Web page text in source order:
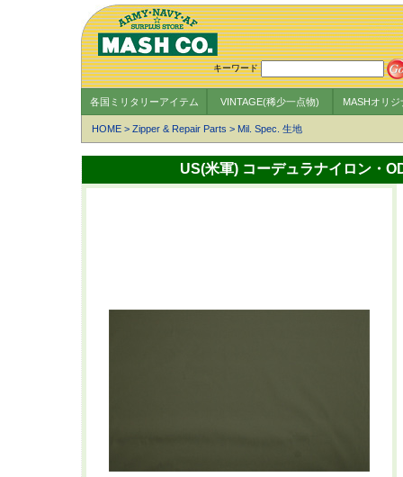
キーワード
各国ミリタリーアイテム VINTAGE(稀少一点物) MASHオリ
HOME > Zipper & Repair Parts > Mil. Spec. 生地
US(米軍) コーデュラナイロン・